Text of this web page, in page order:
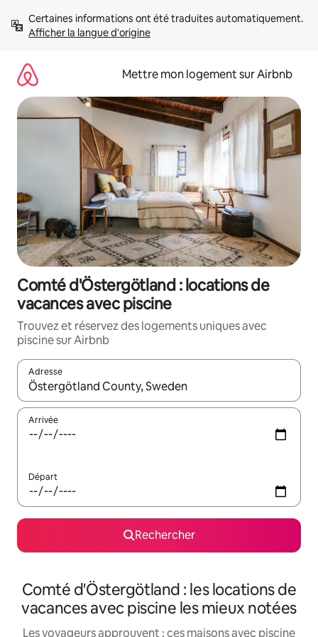
directement
Afficher la langue d'origine
Mettre mon logement sur Airbnb
Comté d'Östergötland : locations de
vacances avec piscine
Trouvez et réservez des logements uniques avec
piscine sur Airbnb
Adresse
Lorsque les résultats s'affichent, utilisez les flèches vers le
Arrivée
Départ
Rechercher
Comté d'Östergötland : les locations de
vacances avec piscine les mieux notées
Les voyageurs approuvent : ces maisons avec piscine